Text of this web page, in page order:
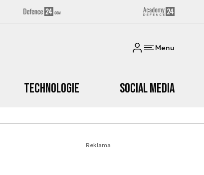
Menu
Technologie Social media
Reklama